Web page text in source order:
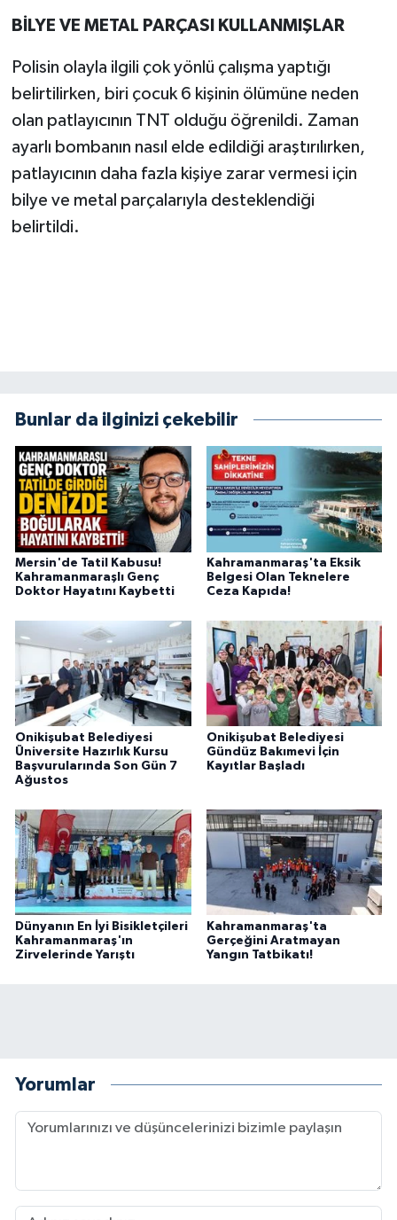
BİLYE VE METAL PARÇASI KULLANMIŞLAR
Polisin olayla ilgili çok yönlü çalışma yaptığı
belirtilirken, biri çocuk 6 kişinin ölümüne neden
olan patlayıcının TNT olduğu öğrenildi. Zaman
ayarlı bombanın nasıl elde edildiği araştırılırken,
patlayıcının daha fazla kişiye zarar vermesi için
bilye ve metal parçalarıyla desteklendiği
belirtildi.
Bunlar da ilginizi çekebilir
Mersin'de Tatil Kabusu!
Kahramanmaraşlı Genç
Doktor Hayatını Kaybetti
Kahramanmaraş'ta Eksik
Belgesi Olan Teknelere
Ceza Kapıda!
Onikişubat Belediyesi
Üniversite Hazırlık Kursu
Başvurularında Son Gün 7
Ağustos
Onikişubat Belediyesi
Gündüz Bakımevi İçin
Kayıtlar Başladı
Dünyanın En İyi Bisikletçileri
Kahramanmaraş'ın
Zirvelerinde Yarıştı
Kahramanmaraş'ta
Gerçeğini Aratmayan
Yangın Tatbikatı!
Yorumlar